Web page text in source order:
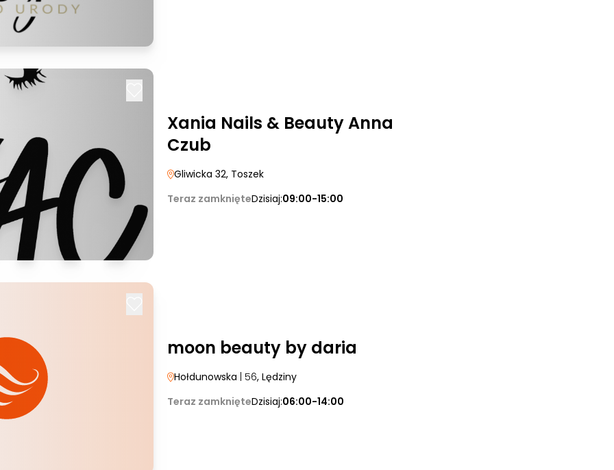
Xania Nails & Beauty Anna
Czub
Gliwicka 32, Toszek
Teraz zamknięteDzisiaj:09:00-15:00
moon beauty by daria
Hołdunowska | 56, Lędziny
Teraz zamknięteDzisiaj:06:00-14:00